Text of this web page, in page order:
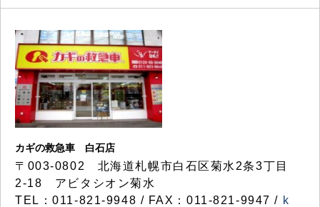
カギの救急車 白石店
〒003-0802 北海道札幌市白石区菊水2条3丁目
2-18 アビタシオン菊水
TEL：011-821-9948 / FAX：011-821-9947 / k